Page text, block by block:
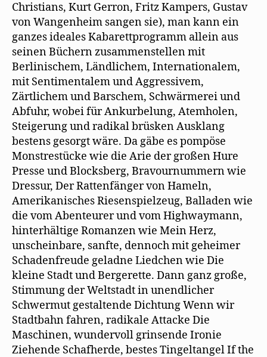
Christians, Kurt Gerron, Fritz Kampers, Gustav
von Wangenheim sangen sie), man kann ein
ganzes ideales Kabarettprogramm allein aus
seinen Büchern zusammenstellen mit
Berlinischem, Ländlichem, Internationalem,
mit Sentimentalem und Aggressivem,
Zärtlichem und Barschem, Schwärmerei und
Abfuhr, wobei für Ankurbelung, Atemholen,
Steigerung und radikal brüsken Ausklang
bestens gesorgt wäre. Da gäbe es pompöse
Monstrestücke wie die Arie der großen Hure
Presse und Blocksberg, Bravournummern wie
Dressur, Der Rattenfänger von Hameln,
Amerikanisches Riesenspielzeug, Balladen wie
die vom Abenteurer und vom Highwaymann,
hinterhältige Romanzen wie Mein Herz,
unscheinbare, sanfte, dennoch mit geheimer
Schadenfreude geladne Liedchen wie Die
kleine Stadt und Bergerette. Dann ganz große,
Stimmung der Weltstadt in unendlicher
Schwermut gestaltende Dichtung Wenn wir
Stadtbahn fahren, radikale Attacke Die
Maschinen, wundervoll grinsende Ironie
Ziehende Schafherde, bestes Tingeltangel If the